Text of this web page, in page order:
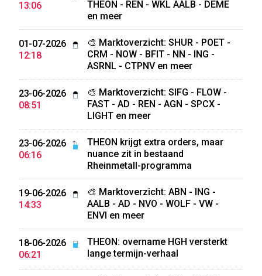
13:06
THEON - REN - WKL AALB - DEME
en meer
01-07-2026
12:18
🎨 Marktoverzicht: SHUR - POET -
CRM - NOW - BFIT - NN - ING -
ASRNL - CTPNV en meer
23-06-2026
08:51
🎨 Marktoverzicht: SIFG - FLOW -
FAST - AD - REN - AGN - SPCX -
LIGHT en meer
23-06-2026
06:16
THEON krijgt extra orders, maar
nuance zit in bestaand
Rheinmetall-programma
19-06-2026
14:33
🎨 Marktoverzicht: ABN - ING -
AALB - AD - NVO - WOLF - VW -
ENVI en meer
18-06-2026
06:21
THEON: overname HGH versterkt
lange termijn-verhaal